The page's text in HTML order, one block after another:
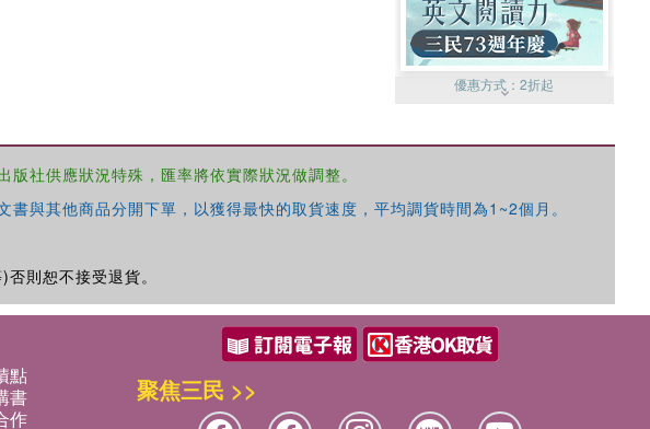
優惠方式：2折起
社供應狀況特殊，匯率將依實際狀況做調整。
與其他商品分開下單，以獲得最快的取貨速度，平均調貨時間為1~2個月。
則恕不接受退貨。
點
書
作
聚焦三民 >>